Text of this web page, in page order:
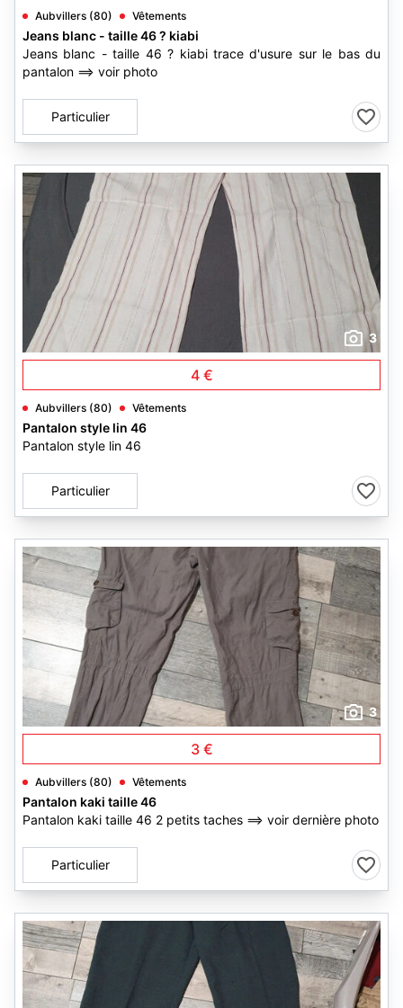
Aubvillers (80) Vêtements
Jeans blanc - taille 46 ? kiabi
Jeans blanc - taille 46 ? kiabi trace d'usure sur le bas du
pantalon ==> voir photo
Particulier
3
4 €
Aubvillers (80) Vêtements
Pantalon style lin 46
Pantalon style lin 46
Particulier
3
3 €
Aubvillers (80) Vêtements
Pantalon kaki taille 46
Pantalon kaki taille 46 2 petits taches ==> voir dernière photo
Particulier